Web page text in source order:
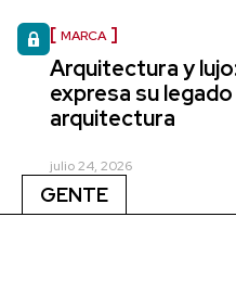
MARCA
Arquitectura y
expresa su
arquitectura
julio 24, 2026
GENTE